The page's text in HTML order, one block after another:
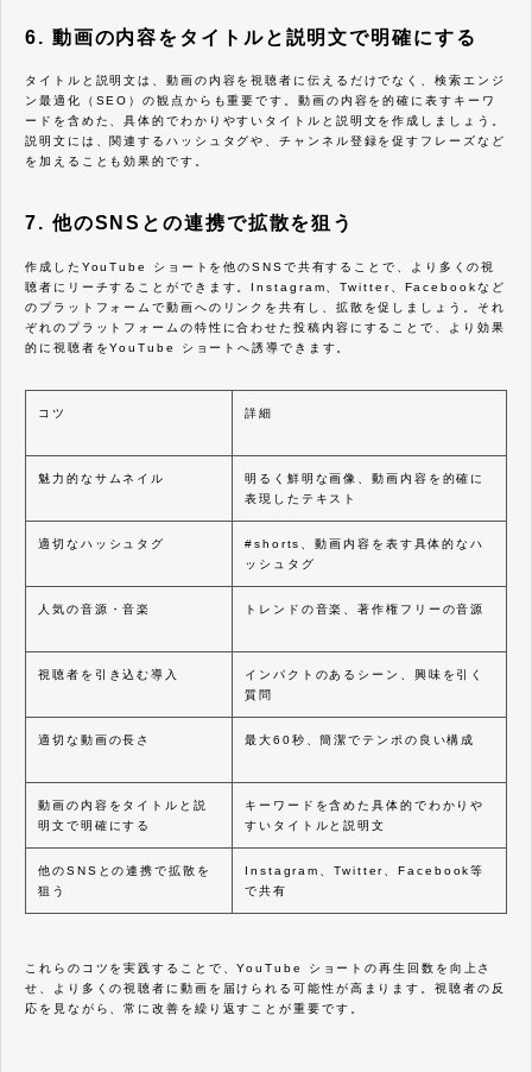
6. 動画の内容をタイトルと説明文で明確にする
タイトルと説明文は、動画の内容を視聴者に伝えるだけでなく、検索エンジ
ン最適化（SEO）の観点からも重要です。動画の内容を的確に表すキーワ
ードを含めた、具体的でわかりやすいタイトルと説明文を作成しましょう。
説明文には、関連するハッシュタグや、チャンネル登録を促すフレーズなど
を加えることも効果的です。
7. 他のSNSとの連携で拡散を狙う
作成したYouTube ショートを他のSNSで共有することで、より多くの視
聴者にリーチすることができます。Instagram、Twitter、Facebookなど
のプラットフォームで動画へのリンクを共有し、拡散を促しましょう。それ
ぞれのプラットフォームの特性に合わせた投稿内容にすることで、より効果
的に視聴者をYouTube ショートへ誘導できます。
コツ 詳細
魅力的なサムネイル
明るく鮮明な画像、動画内容を的確に
表現したテキスト
適切なハッシュタグ
#shorts、動画内容を表す具体的なハ
ッシュタグ
人気の音源・音楽 トレンドの音楽、著作権フリーの音源
視聴者を引き込む導入
インパクトのあるシーン、興味を引く
質問
適切な動画の長さ 最大60秒、簡潔でテンポの良い構成
動画の内容をタイトルと説
明文で明確にする
キーワードを含めた具体的でわかりや
すいタイトルと説明文
他のSNSとの連携で拡散を
狙う
Instagram、Twitter、Facebook等
で共有
これらのコツを実践することで、YouTube ショートの再生回数を向上さ
せ、より多くの視聴者に動画を届けられる可能性が高まります。視聴者の反
応を見ながら、常に改善を繰り返すことが重要です。